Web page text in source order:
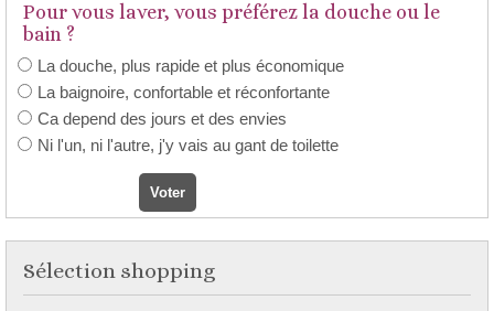
Pour vous laver, vous préférez la douche ou le
bain ?
La douche, plus rapide et plus économique
La baignoire, confortable et réconfortante
Ca depend des jours et des envies
Ni l'un, ni l'autre, j'y vais au gant de toilette
Sélection shopping